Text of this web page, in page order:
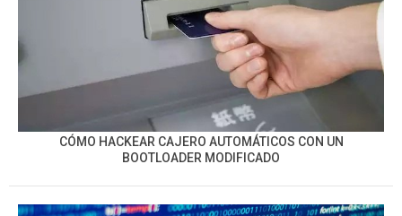
CÓMO HACKEAR CAJERO AUTOMÁTICOS CON UN
BOOTLOADER MODIFICADO